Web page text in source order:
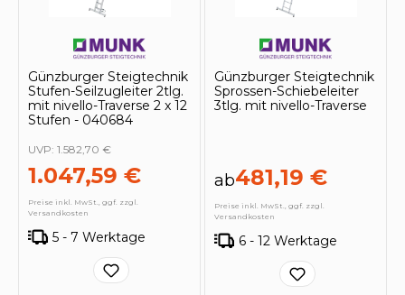
Günzburger Steigtechnik
Stufen-Seilzugleiter 2tlg.
mit nivello-Traverse 2 x 12
Stufen - 040684
1.047,59 €
UVP: 1.582,70 €
Preise inkl. MwSt., ggf. zzgl.
Versandkosten
5 - 7 Werktage
Günzburger Steigtechnik
Sprossen-Schiebeleiter
3tlg. mit nivello-Traverse
ab481,19 €
Preise inkl. MwSt., ggf. zzgl.
Versandkosten
6 - 12 Werktage